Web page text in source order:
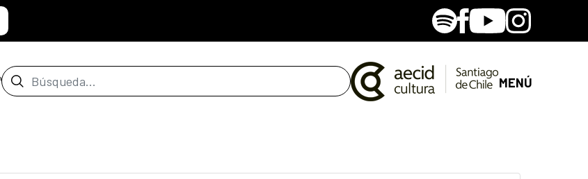
SpotifyFacebook
YoutubeInstagram
Barra de búsqueda MENÚ